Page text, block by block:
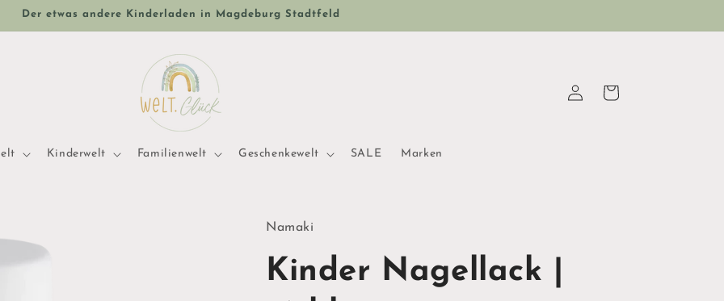
Der etwas andere Kinderladen in Magdeburg Stadtfeld
Kinderwelt Familienwelt Geschenkewelt SALE Marken
EinloggenWarenkorb
Namaki
Kinder Nagellack |